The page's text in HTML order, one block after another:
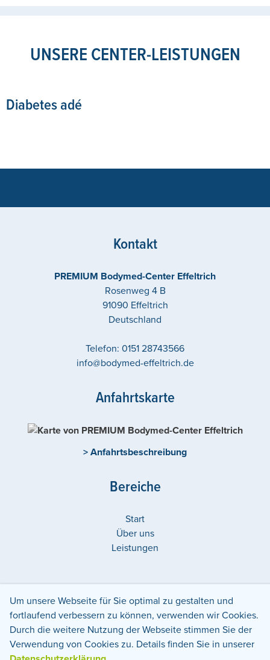
UNSERE CENTER-LEISTUNGEN
Diabetes adé
Kontakt
PREMIUM Bodymed-Center Effeltrich
Rosenweg 4 B
91090 Effeltrich
Deutschland
Telefon: 0151 28743566
info@bodymed-effeltrich.de
Anfahrtskarte
> Anfahrtsbeschreibung
Bereiche
Start
Über uns
Leistungen
Weitere Center in:
Deutschland
Bayern Nürnberg
Datenschutz Impressum
Um unsere Webseite für Sie optimal zu gestalten und
fortlaufend verbessern zu können, verwenden wir Cookies.
Durch die weitere Nutzung der Webseite stimmen Sie der
Verwendung von Cookies zu. Details finden Sie in unserer